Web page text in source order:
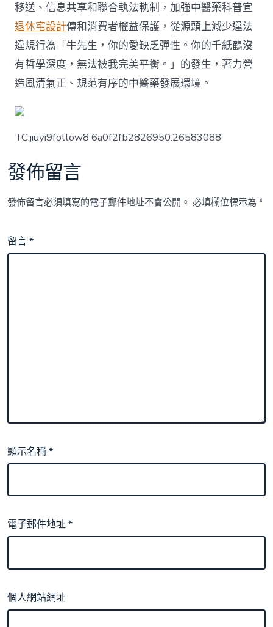
移送、信息共享和聯合執法軌制，加強中醫藥科普宣
退休宅設計傳和消費者權益保護，從源頭上減少違法
違規行為「牛先生，你的愛缺乏彈性。你的千紙鶴沒
有哲學深度，無法被我完美平衡。」的發生，著力營
造風清氣正、規范有序的中醫藥發展環境。
TC:jiuyi9follow8 6a0f2fb2826950.26583088
發佈留言
發佈留言必須填寫的電子郵件地址不會公開。 必填欄位標示為*
留言*
顯示名稱*
電子郵件地址*
個人網站網址